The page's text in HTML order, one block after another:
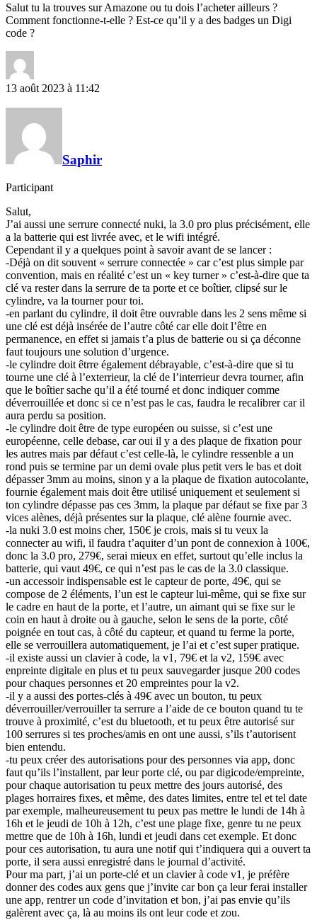
Salut tu la trouves sur Amazone ou tu dois l’acheter ailleurs ?
Comment fonctionne-t-elle ? Est-ce qu’il y a des badges un Digi
code ?
13 août 2023 à 11:42
Saphir
Participant
Salut,
J’ai aussi une serrure connecté nuki, la 3.0 pro plus précisément, elle
a la batterie qui est livrée avec, et le wifi intégré.
Cependant il y a quelques point à savoir avant de se lancer :
-Déjà on dit souvent « serrure connectée » car c’est plus simple par
convention, mais en réalité c’est un « key turner » c’est-à-dire que ta
clé va rester dans la serrure de ta porte et ce boîtier, clipsé sur le
cylindre, va la tourner pour toi.
-en parlant du cylindre, il doit être ouvrable dans les 2 sens même si
une clé est déjà insérée de l’autre côté car elle doit l’être en
permanence, en effet si jamais t’a plus de batterie ou si ça déconne
faut toujours une solution d’urgence.
-le cylindre doit êtrre également débrayable, c’est-à-dire que si tu
tourne une clé à l’exterrieur, la clé de l’interrieur devra tourner, afin
que le boîtier sache qu’il a été tourné et donc indiquer comme
déverrouillée et donc si ce n’est pas le cas, faudra le recalibrer car il
aura perdu sa position.
-le cylindre doit être de type européen ou suisse, si c’est une
européenne, celle debase, car oui il y a des plaque de fixation pour
les autres mais par défaut c’est celle-là, le cylindre ressenble a un
rond puis se termine par un demi ovale plus petit vers le bas et doit
dépasser 3mm au moins, sinon y a la plaque de fixation autocolante,
fournie également mais doit être utilisé uniquement et seulement si
ton cylindre dépasse pas ces 3mm, la plaque par défaut se fixe par 3
vices alènes, déjà présentes sur la plaque, clé alène fournie avec.
-la nuki 3.0 est moins cher, 150€ je crois, mais si tu veux la
connecter au wifi, il faudra t’aquiter d’un pont de connexion à 100€,
donc la 3.0 pro, 279€, serai mieux en effet, surtout qu’elle inclus la
batterie, qui vaut 49€, ce qui n’est pas le cas de la 3.0 classique.
-un accessoir indispensable est le capteur de porte, 49€, qui se
compose de 2 éléments, l’un est le capteur lui-même, qui se fixe sur
le cadre en haut de la porte, et l’autre, un aimant qui se fixe sur le
coin en haut à droite ou à gauche, selon le sens de la porte, côté
poignée en tout cas, à côté du capteur, et quand tu ferme la porte,
elle se verrouillera automatiquement, je l’ai et c’est super pratique.
-il existe aussi un clavier à code, la v1, 79€ et la v2, 159€ avec
enpreinte digitale en plus et tu peux sauvegarder jusque 200 codes
pour chaques personnes et 20 empreintes pour la v2.
-il y a aussi des portes-clés à 49€ avec un bouton, tu peux
déverrouiller/verrouiller ta serrure a l’aide de ce bouton quand tu te
trouve à proximité, c’est du bluetooth, et tu peux être autorisé sur
100 serrures si tes proches/amis en ont une aussi, s’ils t’autorisent
bien entendu.
-tu peux créer des autorisations pour des personnes via app, donc
faut qu’ils l’installent, par leur porte clé, ou par digicode/empreinte,
pour chaque autorisation tu peux mettre des jours autorisé, des
plages horraires fixes, et même, des dates limites, entre tel et tel date
par exemple, malheureusement tu peux pas mettre le lundi de 14h à
16h et le jeudi de 10h à 12h, c’est une plage fixe, genre tu ne peux
mettre que de 10h à 16h, lundi et jeudi dans cet exemple. Et donc
pour ces autorisation, tu aura une notif qui t’indiquera qui a ouvert ta
porte, il sera aussi enregistré dans le journal d’activité.
Pour ma part, j’ai un porte-clé et un clavier à code v1, je préfère
donner des codes aux gens que j’invite car bon ça leur ferai installer
une app, rentrer un code d’invitation et bon, j’ai pas envie qu’ils
galèrent avec ça, là au moins ils ont leur code et zou.